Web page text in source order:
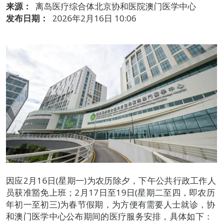
来源：
离岛医疗综合体北京协和医院澳门医学中心
发布日期：
2026年2月16日 10:06
因应2月16日(星期一)为农历除夕，下午公共行政工作人
员获准豁免上班；2月17日至19日(星期二至四，即农历
年初一至初三)为春节假期，为方便有需要人士就诊，协
和澳门医学中心公布期间的医疗服务安排，具体如下：